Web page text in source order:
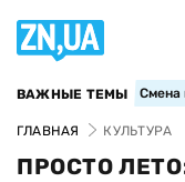
ВАЖНЫЕ ТЕМЫ Смена
ГЛАВНАЯ КУЛЬТУРА
ПРОСТО